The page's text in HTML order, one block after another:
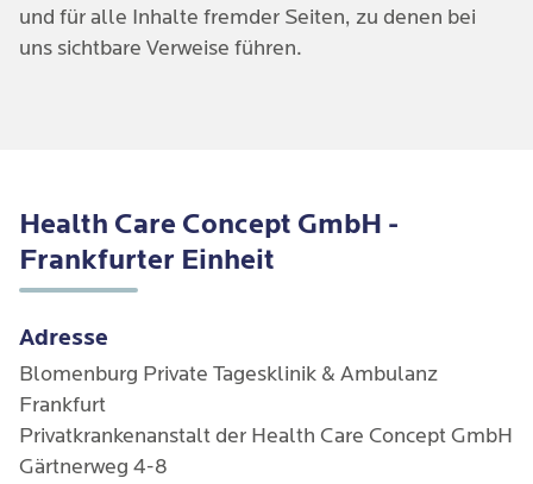
und für alle Inhalte fremder Seiten, zu denen bei
uns sichtbare Verweise führen.
Health Care Concept GmbH -
Frankfurter Einheit
Adresse
Blomenburg Private Tagesklinik & Ambulanz
Frankfurt
Privatkrankenanstalt der Health Care Concept GmbH
Gärtnerweg 4-8